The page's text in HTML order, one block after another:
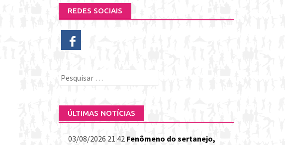
REDES SOCIAIS
Pesquisar
ÚLTIMAS NOTÍCIAS
03/08/2026 21:42 Fenômeno do sertanejo,